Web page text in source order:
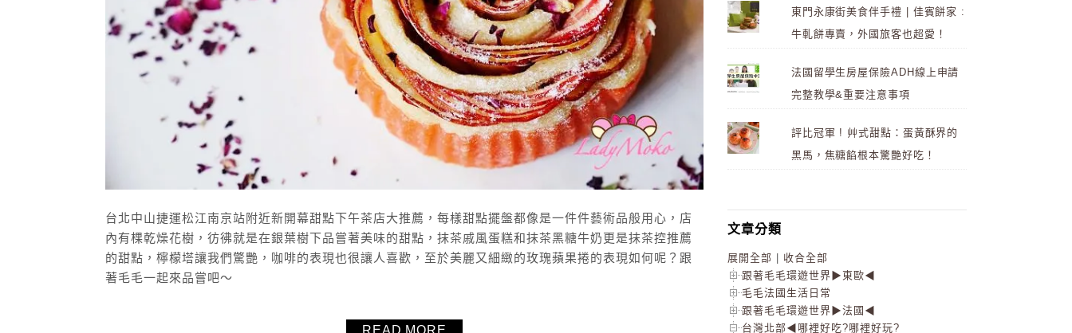
台北中山捷運松江南京站附近新開幕甜點下午茶店大推薦，每樣甜點擺盤都像是一件件藝術品般用心，店
內有棵乾燥花樹，彷彿就是在銀葉樹下品嘗著美味的甜點，抹茶戚風蛋糕和抹茶黑糖牛奶更是抹茶控推薦
的甜點，檸檬塔讓我們驚艷，咖啡的表現也很讓人喜歡，至於美麗又細緻的玫瑰蘋果捲的表現如何呢？跟
著毛毛一起來品嘗吧～
東門永康街美食伴手禮 | 佳賓餅家 :
牛軋餅專賣，外國旅客也超愛！
法國留學生房屋保險ADH線上申請
完整教學&重要注意事項
評比冠軍 ! 艸式甜點：蛋黃酥界的
黑馬，焦糖餡根本驚艷好吃！
文章分類
展開全部
收合全部
跟著毛毛環遊世界▶東歐◀
毛毛法國生活日常
跟著毛毛環遊世界▶法國◀
台灣北部◀哪裡好吃?哪裡好玩?